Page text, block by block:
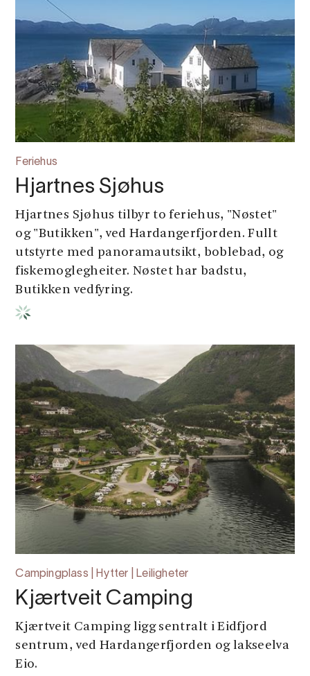
Feriehus
Hjartnes Sjøhus
Hjartnes Sjøhus tilbyr to feriehus, "Nøstet"
og "Butikken", ved Hardangerfjorden. Fullt
utstyrte med panoramautsikt, boblebad, og
fiskemoglegheiter. Nøstet har badstu,
Butikken vedfyring.
Campingplass | Hytter | Leiligheter
Kjærtveit Camping
Kjærtveit Camping ligg sentralt i Eidfjord
sentrum, ved Hardangerfjorden og lakseelva
Eio.